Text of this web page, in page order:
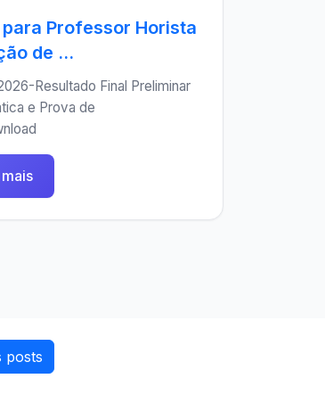
Professor Horista
de ...
Resultado Final Preliminar
e Prova de
posts